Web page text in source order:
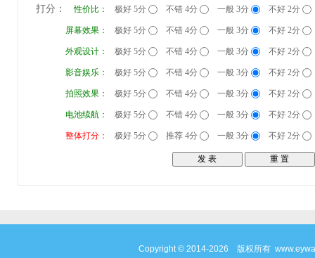
打分： 性价比： 极好 5分 不错 4分 一般 3分 不好 2分
屏幕效果： 极好 5分 不错 4分 一般 3分 不好 2分
外观设计： 极好 5分 不错 4分 一般 3分 不好 2分
影音娱乐： 极好 5分 不错 4分 一般 3分 不好 2分
拍照效果： 极好 5分 不错 4分 一般 3分 不好 2分
电池续航： 极好 5分 不错 4分 一般 3分 不好 2分
整体打分： 极好 5分 推荐 4分 一般 3分 不好 2分
Copyright © 2014-2026 版权所有